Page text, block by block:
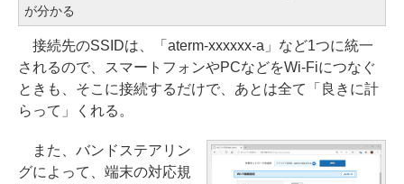
が分かる
接続先のSSIDは、「aterm-xxxxxx-a」など1つに統一
されるので、スマートフォンやPCなどをWi-Fiにつなぐ
ときも、そこに接続するだけで、あとは全て「良きに計
らって」くれる。
また、バンドステアリン
グによって、端末の対応規